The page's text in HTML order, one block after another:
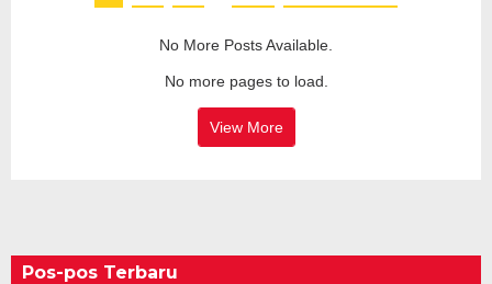
No More Posts Available.
No more pages to load.
View More
Pos-pos Terbaru